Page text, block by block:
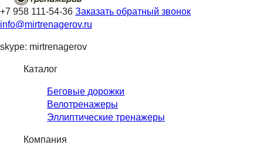
+7 958 111-54-36 Заказать обратный звонок
info@mirtrenagerov.ru
skype: mirtrenagerov
Каталог
Беговые дорожки
Велотренажеры
Эллиптические тренажеры
Компания